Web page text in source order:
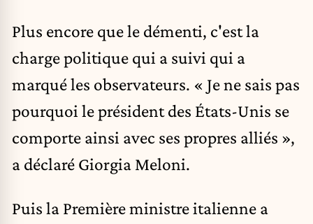
Plus encore que le démenti, c'est la
charge politique qui a suivi qui a
marqué les observateurs. « Je ne sais pas
pourquoi le président des États-Unis se
comporte ainsi avec ses propres alliés »,
a déclaré Giorgia Meloni.
Puis la Première ministre italienne a